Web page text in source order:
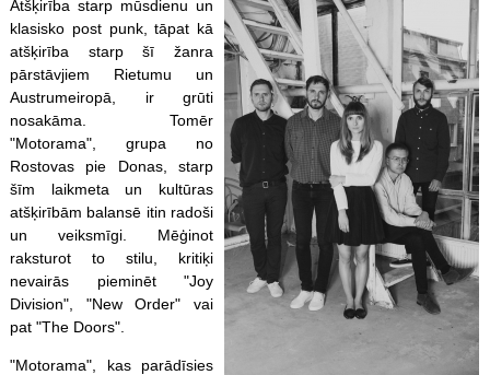
Atšķirība starp mūsdienu un
klasisko post punk, tāpat kā
atšķirība starp šī žanra
pārstāvjiem Rietumu un
Austrumeiropā, ir grūti
nosakāma. Tomēr
"Motorama", grupa no
Rostovas pie Donas, starp
šīm laikmeta un kultūras
atšķirībām balansē itin radoši
un veiksmīgi. Mēģinot
raksturot to stilu, kritiķi
nevairās pieminēt "Joy
Division", "New Order" vai
pat "The Doors".
"Motorama", kas parādīsies